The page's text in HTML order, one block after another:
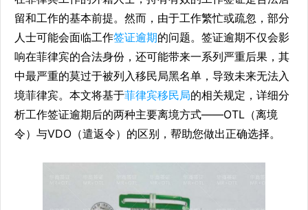
留和工作的基本前提。然而，由于工作繁忙或疏忽，部分
人士可能会面临工作签证逾期的问题。签证逾期不仅会影
响在菲律宾的合法身份，还可能带来一系列严重后果，其
中最严重的莫过于被列入移民局黑名单，导致未来无法入
境菲律宾。本文将基于菲律宾移民局的相关规定，详细分
析工作签证逾期后的两种主要离境方式——OTL（离境
令）与VDO（遣返令）的区别，帮助您做出正确选择。